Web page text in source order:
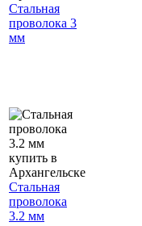
Стальная
проволока 3
мм
Стальная
проволока
3.2 мм